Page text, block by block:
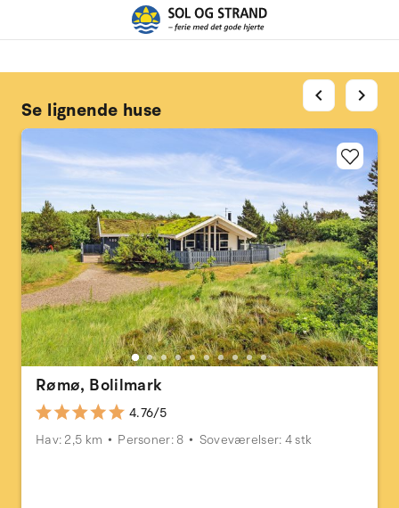
Se lignende huse
Rømø, Bolilmark
4.76/5
Hav: 2,5 km
Personer: 8 Soveværelser: 4 stk
chevron_left chevron_right